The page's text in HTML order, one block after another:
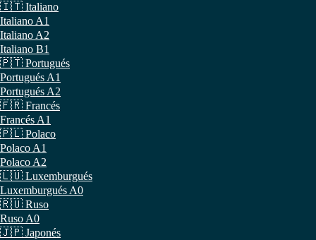
🇮🇹 Italiano
Italiano A1
Italiano A2
Italiano B1
🇵🇹 Portugués
Portugués A1
Portugués A2
🇫🇷 Francés
Francés A1
🇵🇱 Polaco
Polaco A1
Polaco A2
🇱🇺 Luxemburgués
Luxemburgués A0
🇷🇺 Ruso
Ruso A0
🇯🇵 Japonés